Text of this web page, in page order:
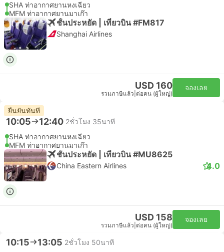
SHA ท่าอากาศยานหงเฉียว
MFM ท่าอากาศยานมาเก๊า
ชั้นประหยัด | เที่ยวบิน #FM817
Shanghai Airlines
USD 160
รวมภาษีแล้ว ต่อคน (ผู้ใหญ่)
จองเลย
ยืนยันทันที
10:05 12:40 2ชั่วโมง 35นาที
SHA ท่าอากาศยานหงเฉียว
MFM ท่าอากาศยานมาเก๊า
ชั้นประหยัด | เที่ยวบิน #MU8625
China Eastern Airlines 4.0
USD 158
รวมภาษีแล้ว ต่อคน (ผู้ใหญ่)
จองเลย
10:15 13:05 2ชั่วโมง 50นาที